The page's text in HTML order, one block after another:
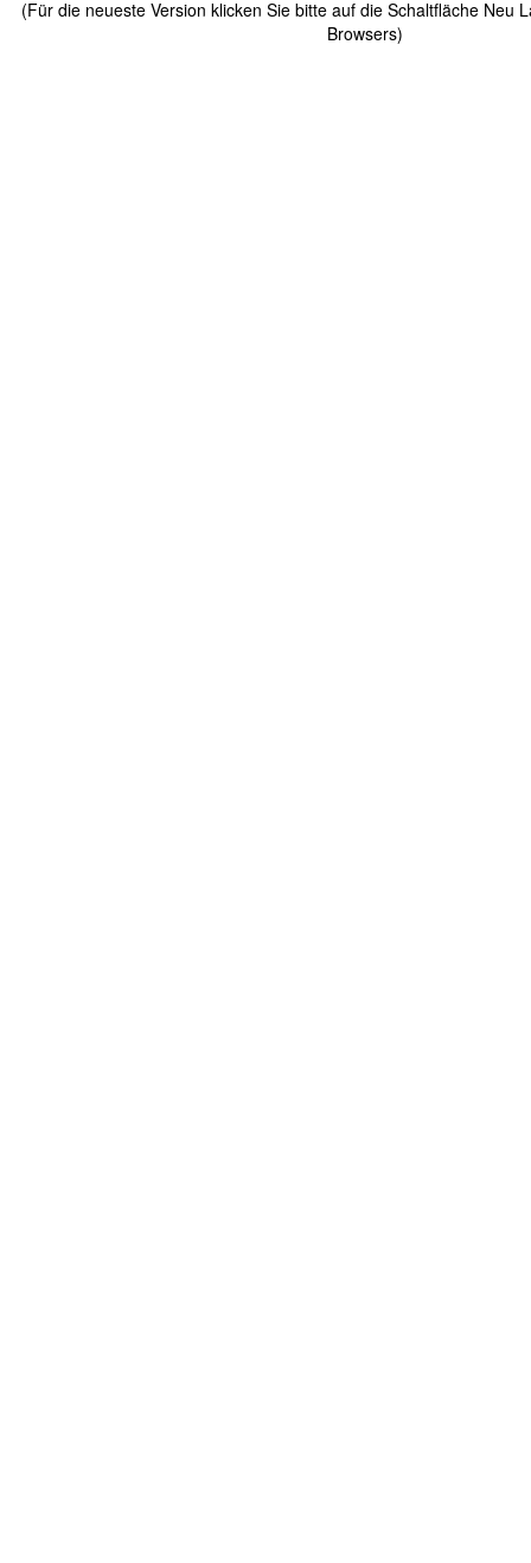
(Für die neueste Version klicken Sie bitte auf die Schaltfläche Neu
Browsers)